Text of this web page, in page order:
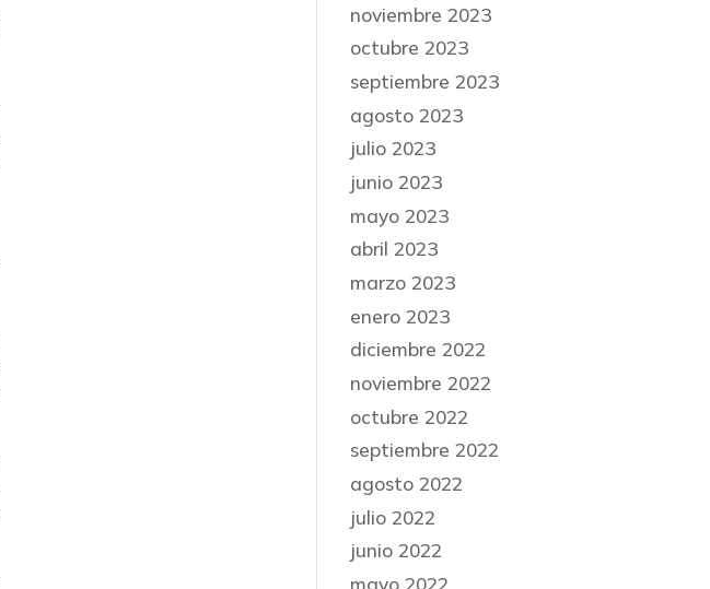
noviembre 2023
octubre 2023
septiembre 2023
agosto 2023
julio 2023
junio 2023
mayo 2023
abril 2023
marzo 2023
enero 2023
diciembre 2022
noviembre 2022
octubre 2022
septiembre 2022
agosto 2022
julio 2022
junio 2022
mayo 2022